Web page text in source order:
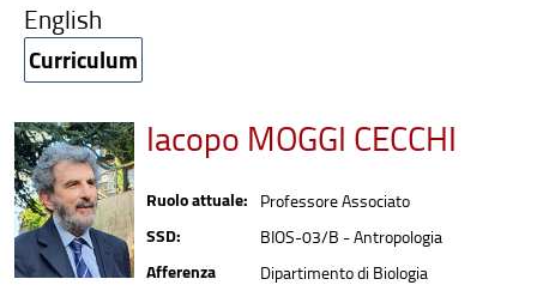
English
Curriculum
Iacopo MOGGI CECCHI
Ruolo attuale: Professore Associato
SSD: BIOS-03/B - Antropologia
Afferenza
Dipartimento di Biologia